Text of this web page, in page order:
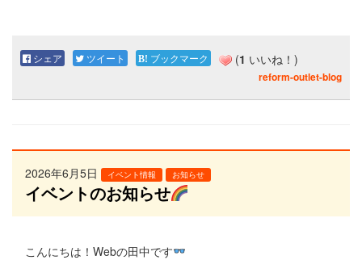
シェア ツイート ブックマーク (1 いいね！)
reform-outlet-blog
2026年6月5日 イベント情報 お知らせ
イベントのお知らせ
こんにちは！Webの田中です